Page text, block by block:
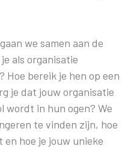
we samen aan de
als organisatie
bereik je hen op een
je dat jouw organisatie
wordt in hun ogen? We
te vinden zijn, hoe
hoe je jouw unieke